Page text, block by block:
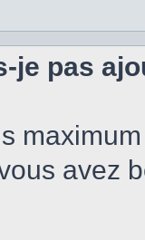
je pas
avez